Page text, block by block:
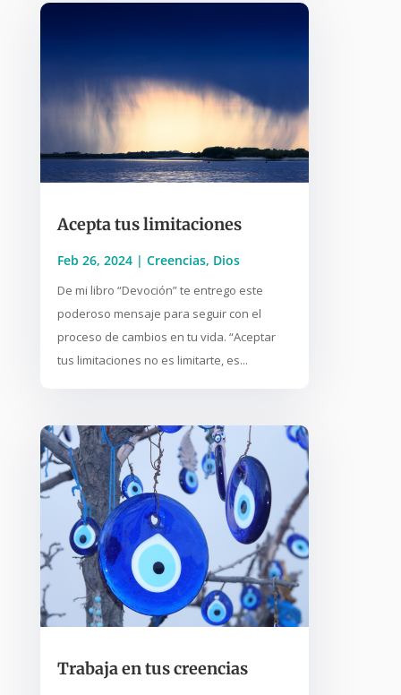
Acepta tus limitaciones
Feb 26, 2024| Creencias, Dios
De mi libro “Devoción” te entrego este
poderoso mensaje para seguir con el
proceso de cambios en tu vida. “Aceptar
tus limitaciones no es limitarte, es...
Trabaja en tus creencias